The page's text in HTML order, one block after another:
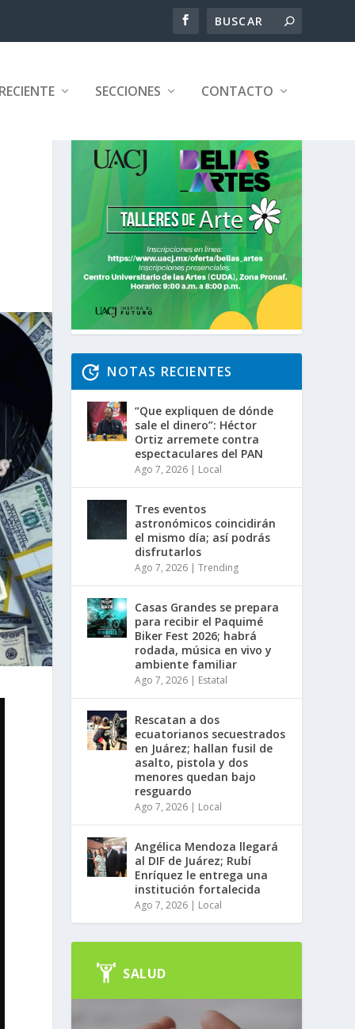
SECCIONES CONTACTO
NOTAS RECIENTES
“Que expliquen de dónde
sale el dinero”: Héctor
Ortiz arremete contra
espectaculares del PAN
Ago 7, 2026 | Local
Tres eventos
astronómicos coincidirán
el mismo día; así podrás
disfrutarlos
Ago 7, 2026 |Trending
Casas Grandes se prepara
para recibir el Paquimé
Biker Fest 2026; habrá
rodada, música en vivo y
ambiente familiar
Ago 7, 2026 | Estatal
Rescatan a dos
ecuatorianos secuestrados
en Juárez; hallan fusil de
asalto, pistola y dos
menores quedan bajo
resguardo
Ago 7, 2026 | Local
Angélica Mendoza llegará
al DIF de Juárez; Rubí
Enríquez le entrega una
institución fortalecida
Ago 7, 2026 | Local
SALUD